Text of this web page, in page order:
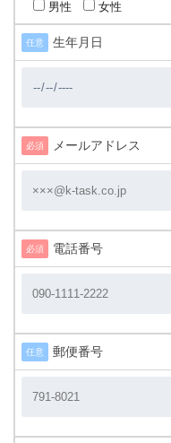
男性 女性
任意 生年月日
必須 メールアドレス
必須 電話番号
任意 郵便番号